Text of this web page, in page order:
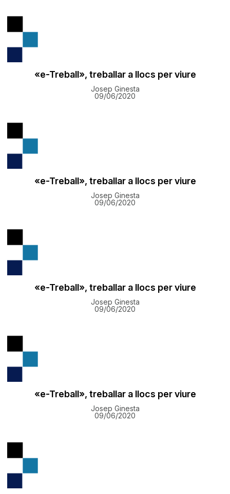
«e-Treball», treballar a llocs per viure
Josep Ginesta
09/06/2020
«e-Treball», treballar a llocs per viure
Josep Ginesta
09/06/2020
«e-Treball», treballar a llocs per viure
Josep Ginesta
09/06/2020
«e-Treball», treballar a llocs per viure
Josep Ginesta
09/06/2020